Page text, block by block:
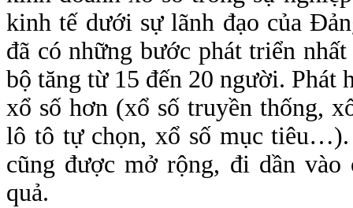
kinh tế dưới sự lãnh đạo của
đã có những bước phát triển
bộ tăng từ 15 đến 20 người. Phát
xổ số hơn (xổ số truyền thống,
lô tô tự chọn, xổ số mục
cũng được mở rộng, đi dần
quả.